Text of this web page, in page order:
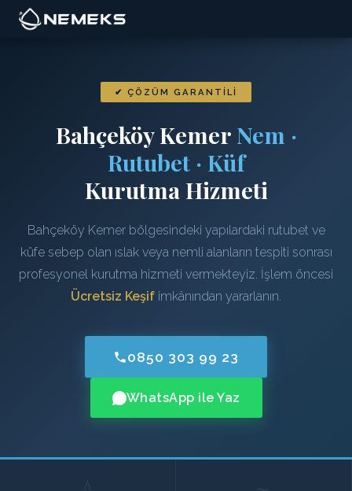
✔ ÇÖZÜM GARANTILI
Bahçeköy Kemer Nem ·
Rutubet · Küf
Kurutma Hizmeti
Bahçeköy Kemer bölgesindeki yapılardaki rutubet ve
küfe sebep olan ıslak veya nemli alanların tespiti sonrası
profesyonel kurutma hizmeti vermekteyiz. İşlem öncesi
Ücretsiz Keşif imkânından yararlanın.
0850 303 99 23
WhatsApp ile Yaz